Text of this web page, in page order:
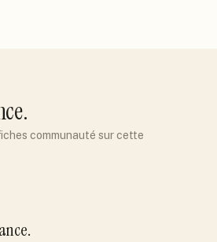
.
communauté sur cette
.